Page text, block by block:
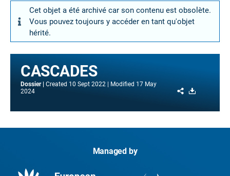
Cet objet a été archivé car son contenu est obsolète.
Vous pouvez toujours y accéder en tant qu'objet
hérité.
CASCADES
Dossier Created 10 Sept 2022 Modified 17 May
2024
Share
Managed by